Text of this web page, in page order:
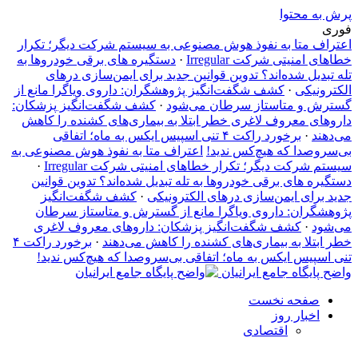
پرش به محتوا
فوری
اعتراف متا به نفوذ هوش مصنوعی به سیستم شرکت دیگر؛ تکرار
خطاهای امنیتی شرکت Irregular
· دستگیره‌ های برقی خودروها به
تله تبدیل شده‌اند؟ تدوین قوانین جدید برای ایمن‌سازی درهای
الکترونیکی · کشف شگفت‌انگیز پژوهشگران: داروی ویاگرا مانع از
گسترش و متاستاز سرطان می‌شود · کشف شگفت‌انگیز پزشکان:
داروهای معروف لاغری خطر ابتلا به بیماری‌های کشنده را کاهش
می‌دهند ·
برخورد راکت ۴ تنی اسپیس ایکس به ماه؛ اتفاقی
بی‌سروصدا که هیچ‌کس ندید!
اعتراف متا به نفوذ هوش مصنوعی به
سیستم شرکت دیگر؛ تکرار خطاهای امنیتی شرکت Irregular
·
دستگیره‌ های برقی خودروها به تله تبدیل شده‌اند؟ تدوین قوانین
جدید برای ایمن‌سازی درهای الکترونیکی · کشف شگفت‌انگیز
پژوهشگران: داروی ویاگرا مانع از گسترش و متاستاز سرطان
می‌شود · کشف شگفت‌انگیز پزشکان: داروهای معروف لاغری
خطر ابتلا به بیماری‌های کشنده را کاهش می‌دهند ·
برخورد راکت ۴
تنی اسپیس ایکس به ماه؛ اتفاقی بی‌سروصدا که هیچ‌کس ندید!
واضح پایگاه جامع ایرانیان
صفحه نخست
اخبار روز
اقتصادی